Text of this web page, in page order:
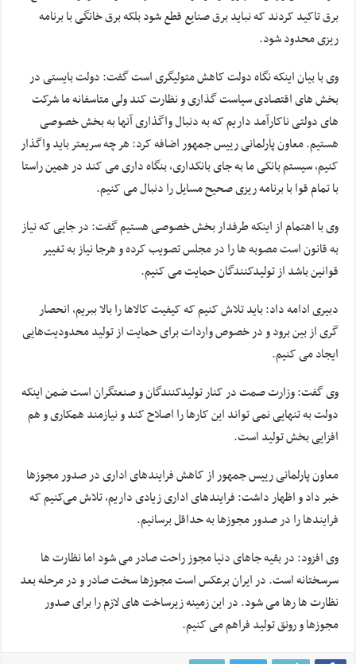
برق تاکید کردند که نباید برق صنایع قطع شود بلکه برق خانگی با برنامه
ریزی محدود شود.
وی با بیان اینکه نگاه دولت کاهش متولیگری است گفت: دولت بایستی در
بخش های اقتصادی سیاست گذاری و نظارت کند ولی متاسفانه ما شرکت
های دولتی ناکارآمد داریم که به دنبال واگذاری آنها به بخش خصوصی
هستیم. معاون پارلمانی رییس جمهور اضافه کرد: هر چه سریعتر باید واگذار
کنیم، سیستم بانکی ما به جای بانکداری، بنگاه داری می کند در همین راستا
با تمام قوا با برنامه ریزی صحیح مسایل را دنبال می کنیم.
وی با اهتمام از اینکه طرفدار بخش خصوصی هستیم گفت: در جایی که نیاز
به قانون است مصوبه ها را در مجلس تصویب کرده و هرجا نیاز به تغییر
قوانین باشد از تولیدکنندگان حمایت می کنیم.
دبیری ادامه داد: باید تلاش کنیم که کیفیت کالاها را بالا ببریم، انحصار
گری از بین برود و در خصوص واردات برای حمایت از تولید محدودیت‌هایی
ایجاد می کنیم.
وی گفت: وزارت صمت در کنار تولیدکنندگان و صنعتگران است ضمن اینکه
دولت به تنهایی نمی تواند این کارها را اصلاح کند و نیازمند همکاری و هم
افزایی بخش تولید است.
معاون پارلمانی رییس جمهور از کاهش فرایندهای اداری در صدور مجوزها
خبر داد و اظهار داشت: فرایندهای اداری زیادی داریم، تلاش می‌کنیم که
فرایندها را در صدور مجوزها به حداقل برسانیم.
وی افزود: در بقیه جاهای دنیا مجوز راحت صادر می شود اما نظارت ها
سرسختانه است. در ایران برعکس است مجوزها سخت صادر و در مرحله بعد
نظارت ها رها می شود. در این زمینه زیرساخت های لازم را برای صدور
مجوزها و رونق تولید فراهم می کنیم.